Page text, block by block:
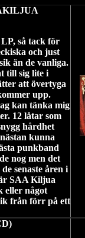
så tack för
och just
än de vanliga.
till sig lite i
att övertyga
upp.
kan tänka mig
12 låtar som
hårdhet
kunna
punkband
nog men det
senaste åren i
SAA Kiljua
eller något
från förr på ett